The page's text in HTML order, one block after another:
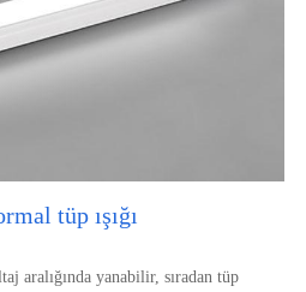
tüp ışığı
aralığında yanabilir, sıradan tüp